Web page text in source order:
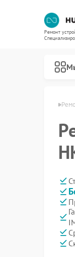
Ремонт